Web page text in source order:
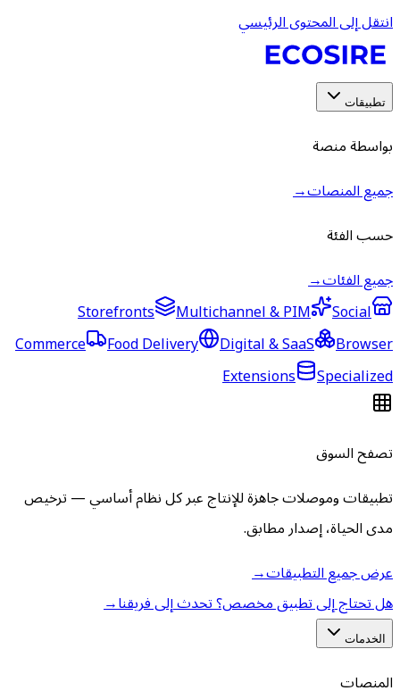
انتقل إلى المحتوى الرئيسي
تطبيقات
بواسطة منصة
جميع المنصات→
حسب الفئة
جميع الفئات→
Storefronts
Multichannel & PIM
Social
Commerce
Food Delivery Digital & SaaS
Browser
Extensions
Specialized
تصفح السوق
تطبيقات وموصلات جاهزة للإنتاج عبر كل نظام أساسي — ترخيص
مدى الحياة، إصدار مطابق.
عرض جميع التطبيقات→
هل تحتاج إلى تطبيق مخصص؟ تحدث إلى فريقنا→
الخدمات
المنصات